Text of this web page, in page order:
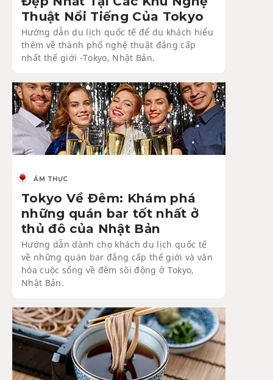
Thuật Nổi Tiếng Của Tokyo
Hướng dẫn du lịch quốc tế để du khách hiểu
thêm về thành phố nghệ thuật đẳng cấp
nhất thế giới -Tokyo, Nhật Bản.
ẨM THỰC
Tokyo Về Đêm: Khám phá
những quán bar tốt nhất ở
thủ đô của Nhật Bản
Hướng dẫn dành cho khách du lịch quốc tế
về những quán bar đẳng cấp thế giới và văn
hóa cuộc sống về đêm sôi động ở Tokyo,
Nhật Bản.